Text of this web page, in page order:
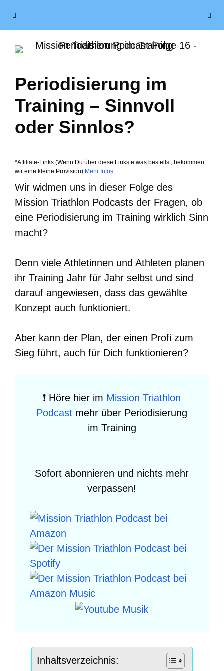
Periodisierung im
Training – Sinnvoll
oder Sinnlos?
*Affiliate-Links (Wenn Du über diese Links etwas bestellst, bekommen
wir eine kleine Provision) Mehr Infos
Wir widmen uns in dieser Folge des
Mission Triathlon Podcasts der Fragen, ob
eine Periodisierung im Training wirklich Sinn
macht?
Denn viele Athletinnen und Athleten planen
ihr Training Jahr für Jahr selbst und sind
darauf angewiesen, dass das gewählte
Konzept auch funktioniert.
Aber kann der Plan, der einen Profi zum
Sieg führt, auch für Dich funktionieren?
❗️ Höre hier im Mission Triathlon
Podcast mehr über Periodisierung
im Training
Sofort abonnieren und nichts mehr
verpassen!
Inhaltsverzeichnis: